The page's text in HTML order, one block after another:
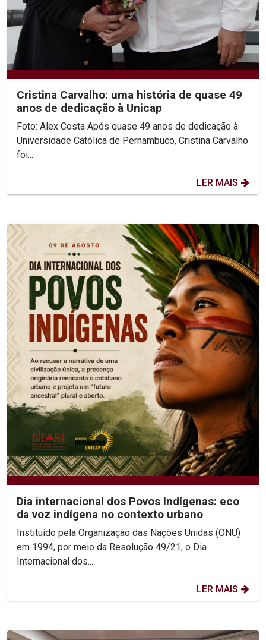
Cristina Carvalho: uma história de quase 49
anos de dedicação à Unicap
Foto: Alex Costa Após quase 49 anos de dedicação à
Universidade Católica de Pernambuco, Cristina Carvalho
foi...
LER MAIS
Dia internacional dos Povos Indígenas: eco
da voz indígena no contexto urbano
Instituído pela Organização das Nações Unidas (ONU)
em 1994, por meio da Resolução 49/21, o Dia
Internacional dos...
LER MAIS